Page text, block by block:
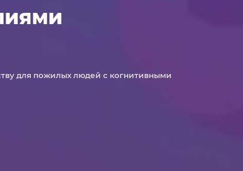
для пожилых людей с когнитивными